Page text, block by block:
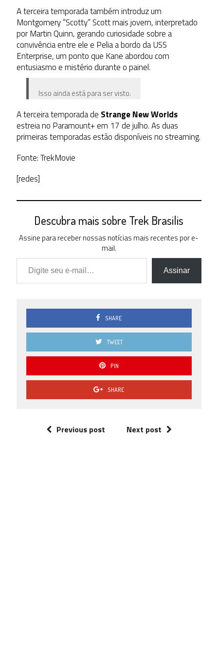
Aterceiratemporadatambémintroduzum
Montgomery “Scotty” Scottmaisjovem,interpretado
por Martin Quinn, gerandocuriosidade sobre a
convivênciaentreelee Pelia abordoda USS
Enterprise,umpontoque Kane abordoucom
entusiasmoemistérioduranteopainel.
Isso ainda está para ser visto.
A terceira temporada de Strange New Worlds
estreia no Paramount+ em 17 de julho. As duas
primeiras temporadas estão disponíveis no streaming.
Fonte: TrekMovie
[redes]
Descubra mais sobre Trek Brasilis
Assine para receber nossas notícias mais recentes por e-
mail.
Digite seu e-mail…
Assinar
SHARE
TWEET
PIN
SHARE
Previous post Next post